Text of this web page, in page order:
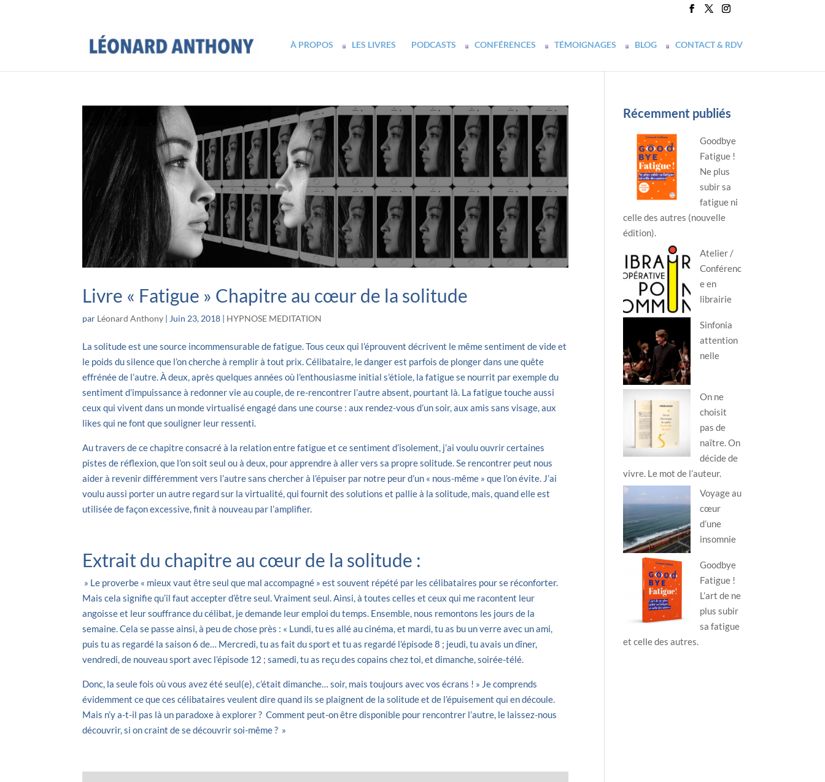
À PROPOS LES LIVRES PODCASTS CONFÉRENCES TÉMOIGNAGES BLOG CONTACT & RDV
Livre « Fatigue » Chapitre au cœur de la solitude
par Léonard Anthony | Juin 23, 2018 | HYPNOSE MEDITATION
La solitude est une source incommensurable de fatigue. Tous ceux qui l’éprouvent décrivent le même sentiment de vide et
le poids du silence que l’on cherche à remplir à tout prix. Célibataire, le danger est parfois de plonger dans une quête
effrénée de l’autre. À deux, après quelques années où l’enthousiasme initial s’étiole, la fatigue se nourrit par exemple du
sentiment d’impuissance à redonner vie au couple, de re-rencontrer l’autre absent, pourtant là. La fatigue touche aussi
ceux qui vivent dans un monde virtualisé engagé dans une course : aux rendez-vous d’un soir, aux amis sans visage, aux
likes qui ne font que souligner leur ressenti.
Au travers de ce chapitre consacré à la relation entre fatigue et ce sentiment d’isolement, j’ai voulu ouvrir certaines
pistes de réflexion, que l’on soit seul ou à deux, pour apprendre à aller vers sa propre solitude. Se rencontrer peut nous
aider à revenir différemment vers l’autre sans chercher à l’épuiser par notre peur d’un « nous-même » que l’on évite. J’ai
voulu aussi porter un autre regard sur la virtualité, qui fournit des solutions et pallie à la solitude, mais, quand elle est
utilisée de façon excessive, finit à nouveau par l’amplifier.
Extrait du chapitre au cœur de la solitude :
» Le proverbe « mieux vaut être seul que mal accompagné » est souvent répété par les célibataires pour se réconforter.
Mais cela signifie qu’il faut accepter d’être seul. Vraiment seul. Ainsi, à toutes celles et ceux qui me racontent leur
angoisse et leur souffrance du célibat, je demande leur emploi du temps. Ensemble, nous remontons les jours de la
semaine. Cela se passe ainsi, à peu de chose près : « Lundi, tu es allé au cinéma, et mardi, tu as bu un verre avec un ami,
puis tu as regardé la saison 6 de… Mercredi, tu as fait du sport et tu as regardé l’épisode 8 ; jeudi, tu avais un dîner,
vendredi, de nouveau sport avec l’épisode 12 ; samedi, tu as reçu des copains chez toi, et dimanche, soirée-télé.
Donc, la seule fois où vous avez été seul(e), c’était dimanche… soir, mais toujours avec vos écrans ! » Je comprends
évidemment ce que ces célibataires veulent dire quand ils se plaignent de la solitude et de l’épuisement qui en découle.
Mais n’y a-t-il pas là un paradoxe à explorer ? Comment peut-on être disponible pour rencontrer l’autre, le laissez-nous
découvrir, si on craint de se découvrir soi-même ? »
Récemment publiés
Goodbye
Fatigue !
Ne plus
subir sa
fatigue ni
celle des autres (nouvelle
édition).
Atelier /
Conférenc
e en
librairie
Sinfonia
attention
nelle
On ne
choisit
pas de
naître. On
décide de
vivre. Le mot de l’auteur.
Voyage au
cœur
d’une
insomnie
Goodbye
Fatigue !
L’art de ne
plus subir
sa fatigue
et celle des autres.